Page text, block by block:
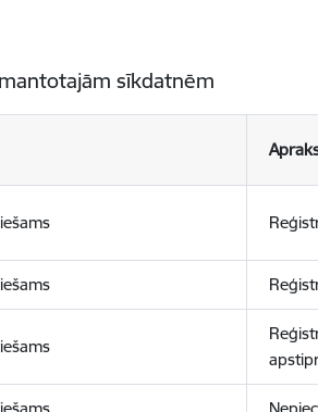
sīkdatnēm